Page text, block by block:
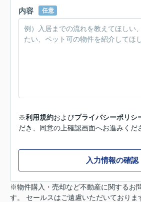
内容 任意
※利用規約およびプライバシーポリシ
だき、同意の上確認画面へお進みくだ
入力情報の確認
※物件購入・売却など不動産に関するお
す。 セールスはご遠慮いただいておりま